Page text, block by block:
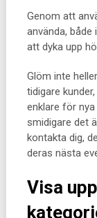
Genom att
använda,
att dyka upp
Glöm inte
tidigare
enklare för
smidigare det
kontakta dig,
deras nästa
Visa